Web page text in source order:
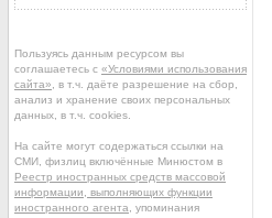
Пользуясь данным ресурсом вы
соглашаетесь с «Условиями использования
сайта» , в т.ч. даёте разрешение на сбор,
анализ и хранение своих персональных
данных, в т.ч. cookies.
На сайте могут содержаться ссылки на
СМИ, физлиц включённые Минюстом в
Реестр иностранных средств массовой
информации, выполняющих функции
иностранного агента , упоминания